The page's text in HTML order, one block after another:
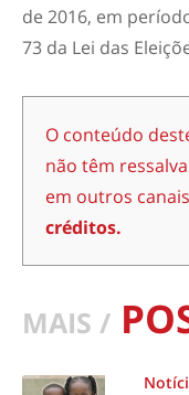
de 2016, em
73 da Lei das
O conteúdo
não têm
em outros
créditos.
MAIS /